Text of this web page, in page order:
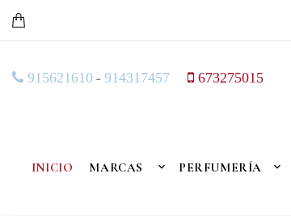
915621610 - 914317457 673275015
INICIO MARCAS PERFUMERÍA